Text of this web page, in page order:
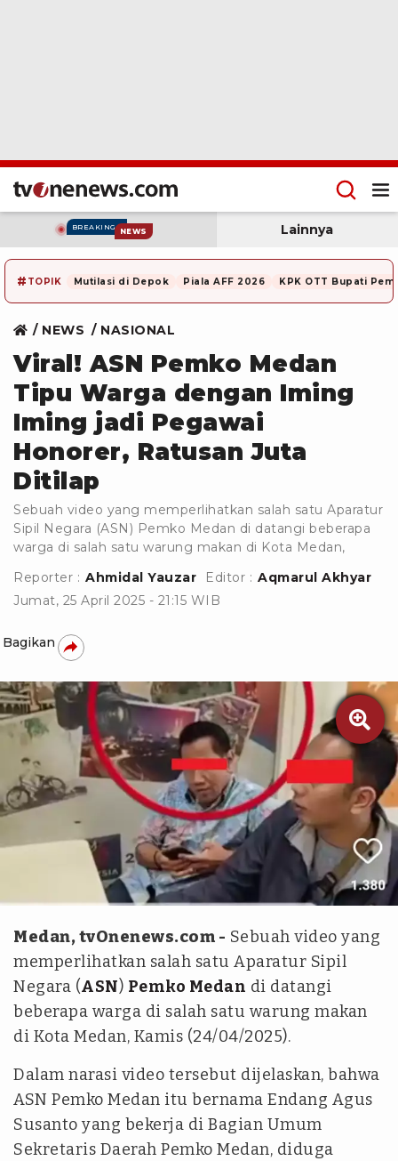
BREAKING NEWS Lainnya
# TOPIK Mutilasi di Depok Piala AFF 2026 KPK OTT Bupati
NEWS NASIONAL
Viral! ASN Pemko Medan
Tipu Warga dengan Iming
Iming jadi Pegawai
Honorer, Ratusan Juta
Ditilap
Sebuah video yang memperlihatkan salah satu Aparatur
Sipil Negara (ASN) Pemko Medan di datangi beberapa
warga di salah satu warung makan di Kota Medan,
Reporter : Ahmidal Yauzar Editor : Aqmarul Akhyar
Jumat, 25 April 2025 - 21:15 WIB
Bagikan

istimewa
Medan, tvOnenews.com - Sebuah video yang
memperlihatkan salah satu Aparatur Sipil
Negara (ASN) Pemko Medan di datangi
beberapa warga di salah satu warung makan
di Kota Medan, Kamis (24/04/2025).
Dalam narasi video tersebut dijelaskan, bahwa
ASN Pemko Medan itu bernama Endang Agus
Susanto yang bekerja di Bagian Umum
Sekretaris Daerah Pemko Medan, diduga